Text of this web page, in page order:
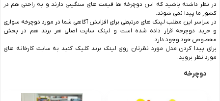
در نظر داشته باشید که این دوچرخه‌ ها قیمت ‌های سنگینی دارند و به راحتی هم در
کشور ما پیدا نمی ‌شوند.
در سراسر این مطلب لینک ‌های مرتبطی برای افزایش آگاهی شما در مورد دوچرخه سواری
و خرید دوچرخه قرار داده شده است و لینک سایت اصلی هر برند هم در بخش
مخصوص خود وجود دارد.
برای پیدا کردن مدل مورد نظرتان روی لینک برند کلیک کنید به سایت کارخانه‌ های
مورد نظر بروید.
دوچرخه